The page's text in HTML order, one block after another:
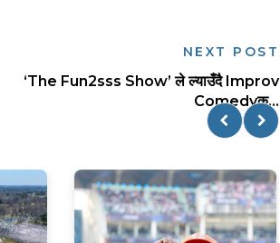
NEXT POST
‘The Fun2sss Show’ ले ल्याउँदै Improv
Comedyक...